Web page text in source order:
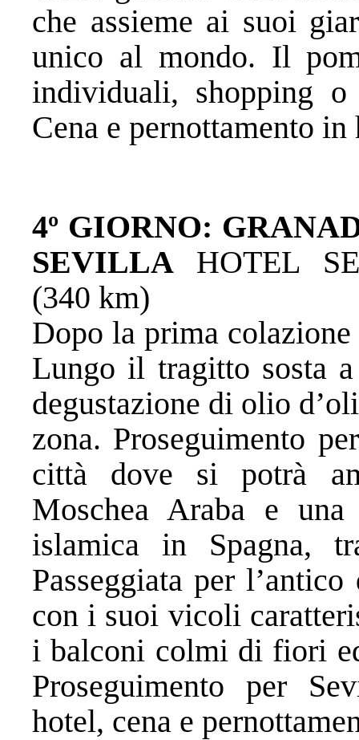
che assieme ai suoi
unico al mondo. Il
individuali, shopping
Cena e pernottamento in
4º GIORNO:
SEVILLA HOTEL
(340 km)
Dopo la prima
Lungo il tragitto sosta
degustazione di olio
zona. Proseguimento
città dove si potrà
Moschea Araba e
islamica in Spagna,
Passeggiata per
con i suoi vicoli
i balconi colmi di fiori
Proseguimento per
hotel, cena e